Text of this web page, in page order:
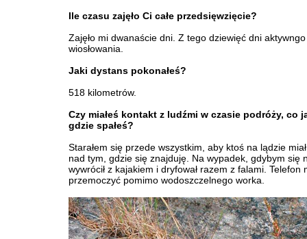
Ile czasu zajęło Ci całe przedsięwzięcie?
Zajęło mi dwanaście dni. Z tego dziewięć dni aktywngo
wiosłowania.
Jaki dystans pokonałeś?
518 kilometrów.
Czy miałeś kontakt z ludźmi w czasie podróży, co
gdzie spałeś?
Starałem się przede wszystkim, aby ktoś na lądzie
nad tym, gdzie się znajduję. Na wypadek, gdybym się
wywrócił z kajakiem i dryfował razem z falami. Telefon
przemoczyć pomimo wodoszczelnego worka.